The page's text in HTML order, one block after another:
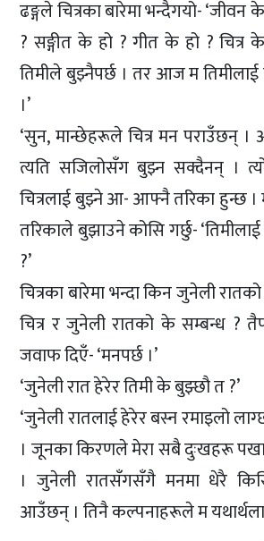
ढङ्गले चित्रका बारेमा भन्दैगयो- ‘जीवन
? सङ्गीत के हो ? गीत के हो ? चित्र
तिमीले बुझ्नैपर्छ । तर आज म तिमीलाई
।’
‘सुन, मान्छेहरूले चित्र मन पराउँछन् ।
त्यति सजिलोसँग बुझ्न सक्दैनन् ।
चित्रलाई बुझ्ने आ- आफ्नै तरिका हुन्छ ।
तरिकाले बुझाउने कोसि गर्छु-
?’
चित्रका बारेमा भन्दा किन जुनेली
चित्र र जुनेली रातको के सम्बन्ध ?
जवाफ दिएँ- ‘मनपर्छ ।’
‘जुनेली रात हेरेर तिमी के बुझ्छौ त ?’
‘जुनेली रातलाई हेरेर बस्न रमाइलो
। जूनका किरणले मेरा सबै दुःखहरू
। जुनेली रातसँगसँगै मनमा धेरै
आउँछन् । तिनै कल्पनाहरूले म